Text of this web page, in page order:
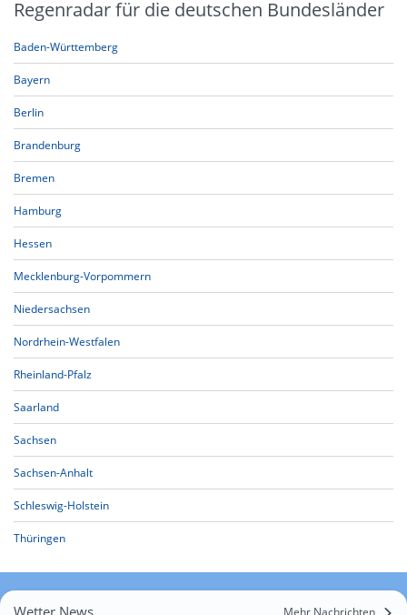
Regenradar für die deutschen Bundesländer
Baden-Württemberg
Bayern
Berlin
Brandenburg
Bremen
Hamburg
Hessen
Mecklenburg-Vorpommern
Niedersachsen
Nordrhein-Westfalen
Rheinland-Pfalz
Saarland
Sachsen
Sachsen-Anhalt
Schleswig-Holstein
Thüringen
Wetter News Mehr Nachrichten